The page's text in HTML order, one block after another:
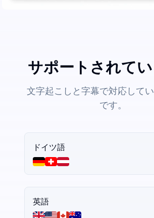
サポートされて
文字起こしと字幕で対応して
です。
ドイツ語
英語